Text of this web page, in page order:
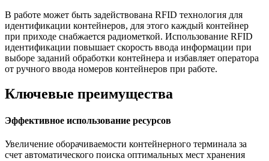
В работе может быть задействована RFID технология для
идентификации контейнеров, для этого каждый контейнер
при приходе снабжается радиометкой. Использование RFID
идентификации повышает скорость ввода информации при
выборе заданий обработки контейнера и избавляет оператора
от ручного ввода номеров контейнеров при работе.
Ключевые преимущества
Эффективное использование ресурсов
Увеличение оборачиваемости контейнерного терминала за
счет автоматического поиска оптимальных мест хранения